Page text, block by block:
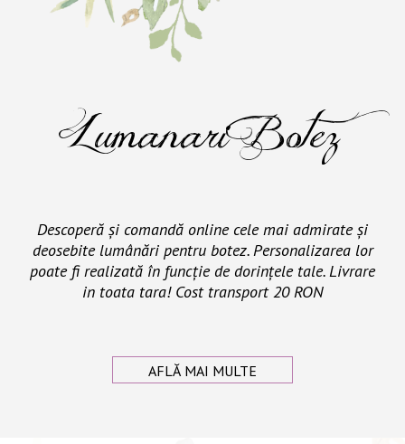
Lumanari Botez
Descoperă și comandă online cele mai admirate și
deosebite lumânări pentru botez. Personalizarea lor
poate fi realizată în funcție de dorințele tale. Livrare
in toata tara! Cost transport 20 RON
AFLĂ MAI MULTE